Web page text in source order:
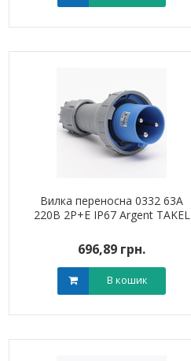
Вилка переносна 0332 63А
220В 2Р+Е IP67 Argent TAKEL
696,89 грн.
В кошик